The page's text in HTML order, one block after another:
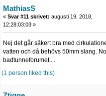
MathiasS
« Svar #11 skrivet: augusti 19, 2018,
12:28:03:03 »
Nej det går säkert bra med
vatten och då behövs 50mm slang.
badtunneforumet....
(1 person liked this)